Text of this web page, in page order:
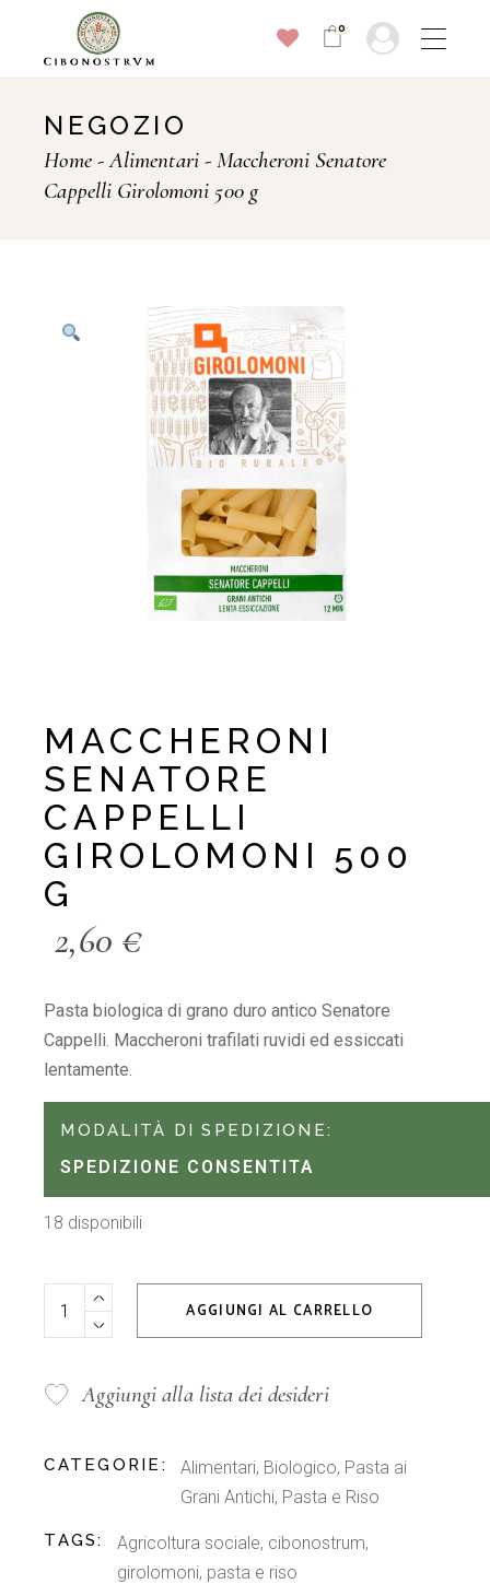
content
0
NEGOZIO
Home Alimentari
Maccheroni Senatore
Cappelli Girolomoni 500 g
MACCHERONI
SENATORE
CAPPELLI
GIROLOMONI 500
G
2,60 €
Pasta biologica di grano duro antico Senatore
Cappelli. Maccheroni trafilati ruvidi ed essiccati
lentamente.
MODALITÀ DI SPEDIZIONE:
SPEDIZIONE CONSENTITA
18 disponibili
Maccheroni Senatore Cappelli Girolomoni 500 g quantity
AGGIUNGI AL CARRELLO
Aggiungi alla lista dei desideri
CATEGORIE: Alimentari, Biologico, Pasta ai
Grani Antichi, Pasta e Riso
TAGS: Agricoltura sociale, cibonostrum,
girolomoni, pasta e riso